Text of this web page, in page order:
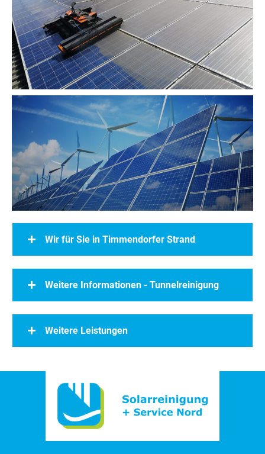
Wir für Sie in Timmendorfer Strand
Weitere Informationen - Tunnelreinigung
Weitere Leistungen